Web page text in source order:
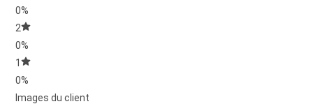
0%
2
0%
1
0%
Images du client